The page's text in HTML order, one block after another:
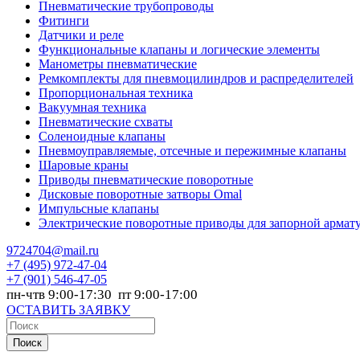
Пневматические трубопроводы
Фитинги
Датчики и реле
Функциональные клапаны и логические элементы
Манометры пневматические
Ремкомплекты для пневмоцилиндров и распределителей
Пропорциональная техника
Вакуумная техника
Пневматические схваты
Соленоидные клапаны
Пневмоуправляемые, отсечные и пережимные клапаны
Шаровые краны
Приводы пневматические поворотные
Дисковые поворотные затворы Omal
Импульсные клапаны
Электрические поворотные приводы для запорной
9724704@mail.ru
+7 (495) 972-47-04
+7 (901) 546-47-05
пн-чтв 9:00-17:30 пт 9:00-17:00
ОСТАВИТЬ ЗАЯВКУ
Поиск